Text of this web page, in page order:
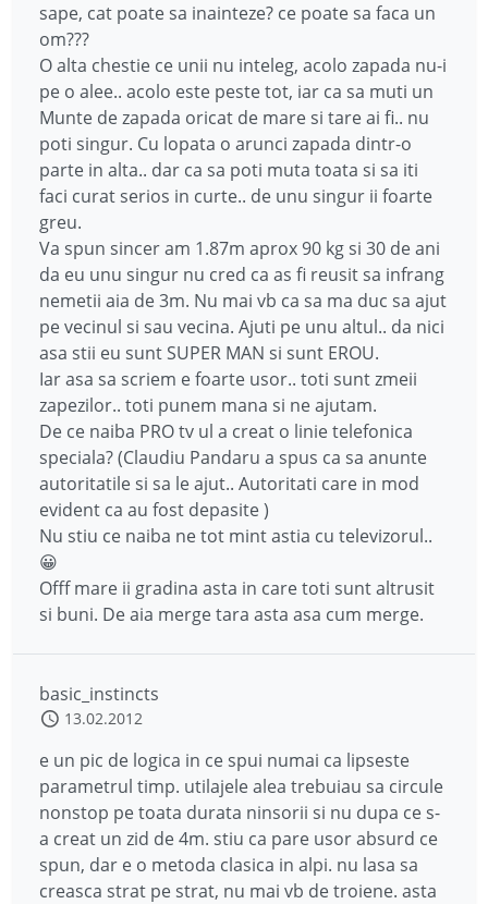
sape, cat poate sa inainteze? ce poate sa faca un
om???
O alta chestie ce unii nu inteleg, acolo zapada nu-i
pe o alee.. acolo este peste tot, iar ca sa muti un
Munte de zapada oricat de mare si tare ai fi.. nu
poti singur. Cu lopata o arunci zapada dintr-o
parte in alta.. dar ca sa poti muta toata si sa iti
faci curat serios in curte.. de unu singur ii foarte
greu.
Va spun sincer am 1.87m aprox 90 kg si 30 de ani
da eu unu singur nu cred ca as fi reusit sa infrang
nemetii aia de 3m. Nu mai vb ca sa ma duc sa ajut
pe vecinul si sau vecina. Ajuti pe unu altul.. da nici
asa stii eu sunt SUPER MAN si sunt EROU.
Iar asa sa scriem e foarte usor.. toti sunt zmeii
zapezilor.. toti punem mana si ne ajutam.
De ce naiba PRO tv ul a creat o linie telefonica
speciala? (Claudiu Pandaru a spus ca sa anunte
autoritatile si sa le ajut.. Autoritati care in mod
evident ca au fost depasite )
Nu stiu ce naiba ne tot mint astia cu televizorul..
😀
Offf mare ii gradina asta in care toti sunt altrusit
si buni. De aia merge tara asta asa cum merge.
basic_instincts
13.02.2012
e un pic de logica in ce spui numai ca lipseste
parametrul timp. utilajele alea trebuiau sa circule
nonstop pe toata durata ninsorii si nu dupa ce s-
a creat un zid de 4m. stiu ca pare usor absurd ce
spun, dar e o metoda clasica in alpi. nu lasa sa
creasca strat pe strat, nu mai vb de troiene. asta